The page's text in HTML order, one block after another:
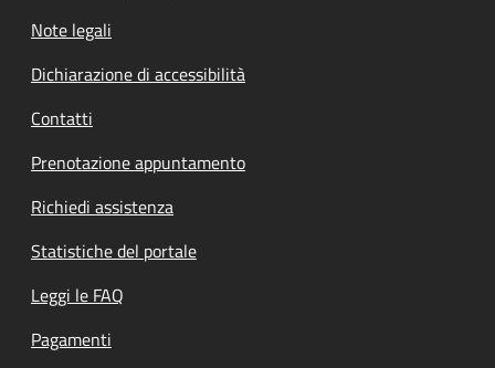
Note legali
Dichiarazione di accessibilità
Contatti
Prenotazione appuntamento
Richiedi assistenza
Statistiche del portale
Leggi le FAQ
Pagamenti